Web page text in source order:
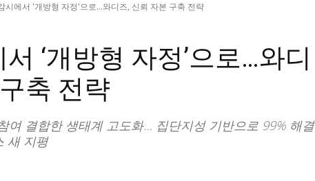
시에서 '개방형 자정'으로…와디즈, 신뢰 자본 구축 전략
‘개방형 자정’으로…와디
축 전략
여 결합한 생태계 고도화… 집단지성 기반으로 99% 해결
새 지평